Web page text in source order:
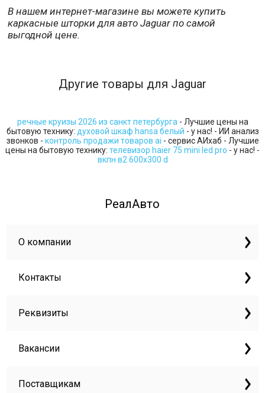
В нашем интернет-магазине вы можете купить
каркасные шторки для авто Jaguar по самой
выгодной цене.
Другие товары для Jaguar
речные круизы 2026 из санкт петербурга - Лучшие цены на
бытовую технику: духовой шкаф hansa белый - у нас! - ИИ анализ
звонков - контроль продажи товаров ai - сервис АИхаб - Лучшие
цены на бытовую технику: телевизор haier 75 mini led pro - у нас! -
вкпн в2 600х300 d
РеалАвто
О компании
Контакты
Реквизиты
Вакансии
Поставщикам